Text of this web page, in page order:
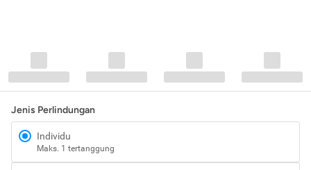
Jenis Perlindungan
Individu
Maks. 1 tertanggung